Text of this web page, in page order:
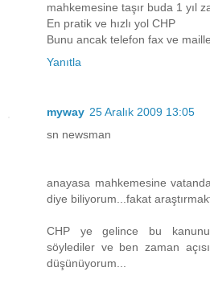
mahkemesine taşır buda 1 yıl
En pratik ve hızlı yol CHP
Bunu ancak telefon fax ve
Yanıtla
myway 25 Aralık 2009 13:05
sn newsman
anayasa mahkemesine
diye biliyorum...fakat
CHP ye gelince bu kanunu
söylediler ve ben zaman
düşünüyorum...